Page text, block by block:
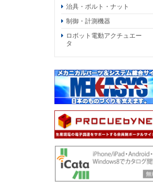
治具・ボルト・ナット
制御・計測機器
ロボット電動アクチュエー
タ